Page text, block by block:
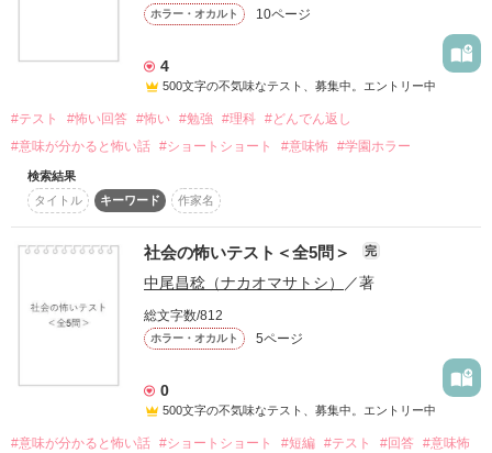
…って、言われてるけど、男どもが
勝手にあたしの“顔”に惚れてるだけだし。
今日も泣きさけぶ女をあしらって学校から
帰っていたら――
「きゃーっ！」
あたしは、車に轢かれて死んだ。
▣◈▣◈▣◈▣▣◈▣◈▣◈▣
悪女と呼ばれる強気女子
エヴァン（２０）
ホラー・オカルト 10ページ
4
500文字の不気味なテスト、募集中。エントリー中
#テスト #怖い回答 #怖い #勉強 #理科 #どんでん返し
#意味が分かると怖い話 #ショートショート #意味怖 #学園ホラー
検索結果
タイトル
キーワード 作家名
社会の怖いテスト＜全5問＞ 完
中尾昌稔（ナカオマサトシ） ／著
総文字数/812
ホラー・オカルト 5ページ
0
500文字の不気味なテスト、募集中。エントリー中
#意味が分かると怖い話 #ショートショート #短編 #テスト #回答
#意味怖